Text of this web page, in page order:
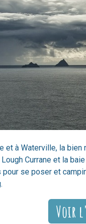
et à Waterville, la
Currane et la
se poser et
Voir